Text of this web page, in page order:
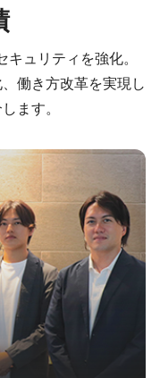
ュリティを強化。
働き方改革を実現し
ます。